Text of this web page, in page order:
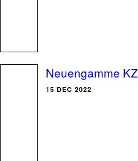
Neuengamme KZ
15 DEC 2022